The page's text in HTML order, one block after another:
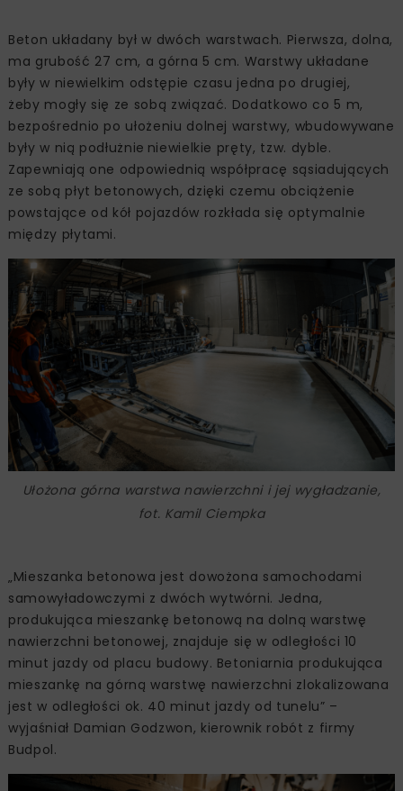
Beton układany był w dwóch warstwach. Pierwsza, dolna,
ma grubość 27 cm, a górna 5 cm. Warstwy układane
były w niewielkim odstępie czasu jedna po drugiej,
żeby mogły się ze sobą związać. Dodatkowo co 5 m,
bezpośrednio po ułożeniu dolnej warstwy, wbudowywane
były w nią podłużnie niewielkie pręty, tzw. dyble.
Zapewniają one odpowiednią współpracę sąsiadujących
ze sobą płyt betonowych, dzięki czemu obciążenie
powstające od kół pojazdów rozkłada się optymalnie
między płytami.
Ułożona górna warstwa nawierzchni i jej wygładzanie,
fot. Kamil Ciempka
„Mieszanka betonowa jest dowożona samochodami
samowyładowczymi z dwóch wytwórni. Jedna,
produkująca mieszankę betonową na dolną warstwę
nawierzchni betonowej, znajduje się w odległości 10
minut jazdy od placu budowy. Betoniarnia produkująca
mieszankę na górną warstwę nawierzchni zlokalizowana
jest w odległości ok. 40 minut jazdy od tunelu” –
wyjaśniał Damian Godzwon, kierownik robót z firmy
Budpol.